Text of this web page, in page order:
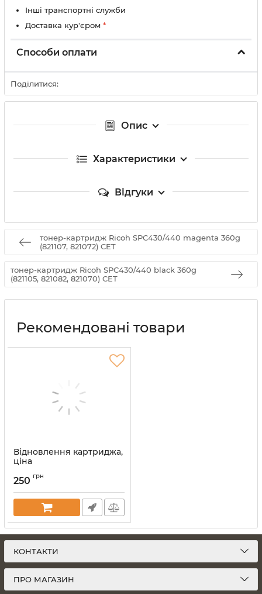
Інші транспортні служби
Доставка кур'єром *
Способи оплати
Поділитися:
Опис
Характеристики
Відгуки
тонер-картридж Ricoh SPC430/440 magenta 360g
(821107, 821072) CET
тонер-картридж Ricoh SPC430/440 black 360g
(821105, 821082, 821070) CET
Рекомендовані товари
Відновлення картриджа,
ціна
250 грн
КОНТАКТИ
ПРО МАГАЗИН